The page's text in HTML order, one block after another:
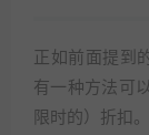
正如前面提到
有一种方法可
限时的）折扣。